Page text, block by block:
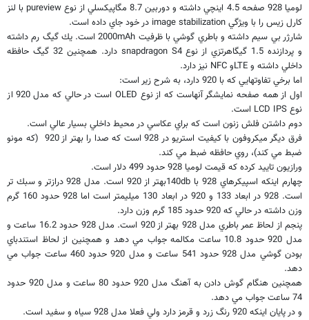
لوميا 928 صفحه 4.5 اينچي داشته و دوربين 8.7 مگاپيكسلي از نوع pureviewبا لنز
كارل زيس را با ويژگي image stabilization در خود جاي داده است.
شارژر بي سيم داشته و باطري گوشي با ظرفيت 2000mAhاست. يك گيگ رم داشته
و پردازنده 1.5 گيگاهرتزي از نوع
snapdragon S4
دارد. همچنين 32 گيگ حافظه
داخلي داشته و LTE‌و NFC ‌ نيز دارد.
اما برخي تفاوتهايي كه با 920 دارد، به شرح زير است:
اول از همه صفحه نمايشگر آنهاست كه از نوع OLED
است در حالي كه مدل 920 از
نوع LCD IPS است.
دوم داشتن فلش زنون است كه براي عكاسي در محيط داخلي بسيار عالي است.
فرق ديگر ميكروفون با كيفيت استريو در 928 است كه صدا را بهتر از 920 (كه مونو
ضبط مي كند)، روي حافظه ضبط مي كند.
ورازيون تاييد كرده كه قيمت لوميا 928 حدود 499 دلار است.
چهارم اينكه اسپيكرهاي 928 با
140db
‌بهتر از 920 است. مدل 928 درازتر و سبك تر
است. 928 در ابعاد 133 و 920 در ابعاد 130 ميليمتر است اما 928 حدود 160 گرم
وزن داشته در حالي كه 920 حدود 185 گرم وزن دارد.
پنجم از لحاظ عمر باطري مدل 928 بهتر از 920 است. مدل 928 حدود 16.2 ساعت و
مدل 920 حدود 10.8 ساعت مكالمه جواب مي دهد و همچنين از لحاظ استندباي
بودن گوشي مدل 928 حدود 541 ساعت و مدل 920 حدود 460 ساعت جواب مي
دهد.
همچنين هنگام گوش دادن به آهنگ مدل 920 حدود 80 ساعت و مدل 920 حدود
74 ساعت جواب مي دهد.
و در پايان اينكه 920 رنگ زرد و قرمز دارد ولي فعلا مدل 928 سياه و سفيد است.